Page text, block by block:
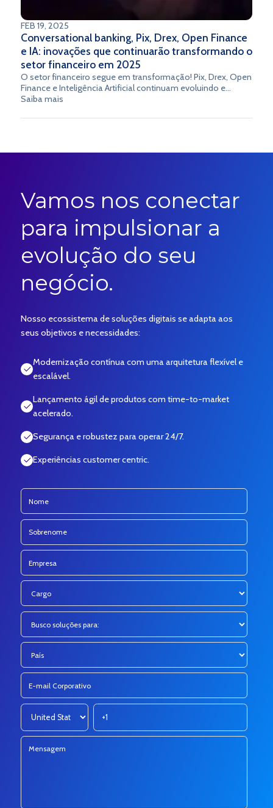
FEB 19, 2025
Conversational banking, Pix, Drex, Open Finance
e IA: inovações que continuarão transformando o
setor financeiro em 2025
O setor financeiro segue em transformação! Pix, Drex, Open
Finance e Inteligência Artificial continuam evoluindo e
redefinindo a experiência dos clientes. No centro dessa
atendimento mais rápido, inteligente e personalizado.
Saiba mais
Vamos nos conectar
para impulsionar a
evolução do seu
negócio.
Nosso ecossistema de soluções digitais se adapta aos
seus objetivos e necessidades:
Modernização contínua com uma arquitetura flexível e
escalável.
Lançamento ágil de produtos com time-to-market
acelerado.
Segurança e robustez para operar 24/7.
Experiências customer centric.